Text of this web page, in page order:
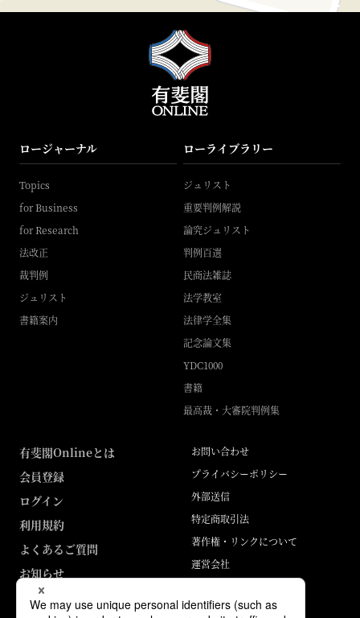
ロージャーナル
Topics
for Business
for Research
法改正
裁判例
ジュリスト
書籍案内
ローライブラリー
ジュリスト
重要判例解説
論究ジュリスト
判例百選
民商法雑誌
法学教室
法律学全集
記念論文集
YDC1000
書籍
最高裁・大審院判例集
有斐閣Onlineとは
会員登録
ログイン
利用規約
よくあるご質問
お知らせ
お問い合わせ
プライバシーポリシー
外部送信
特定商取引法
著作権・リンクについて
運営会社